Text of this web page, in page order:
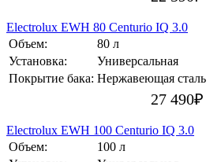
Electrolux EWH 80 Centurio IQ 3.0
Объем:
80 л
Установка:
Универсальная
Покрытие бака: Нержавеющая сталь
27 490₽
Electrolux EWH 100 Centurio IQ 3.0
Объем:
100 л